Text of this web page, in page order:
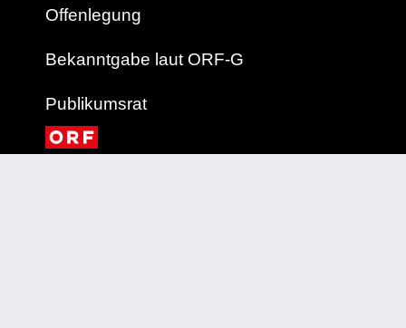
Offenlegung
Bekanntgabe laut ORF-G
Publikumsrat